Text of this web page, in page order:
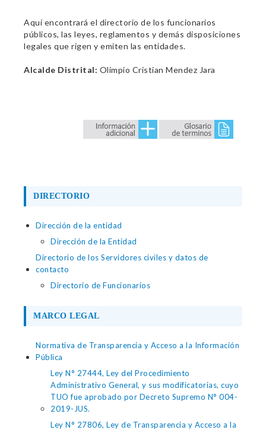
Aquí encontrará el directorio de los funcionarios
públicos, las leyes, reglamentos y demás disposiciones
legales que rigen y emiten las entidades.
Alcalde Distrital: Olimpio Cristian Mendez Jara
DIRECTORIO
Dirección de la entidad
Dirección de la Entidad
Directorio de los Servidores civiles y datos de
contacto
Directorio de Funcionarios
MARCO LEGAL
Normativa de Transparencia y Acceso a la Información
Pública
Ley N° 27444, Ley del Procedimiento
Administrativo General, y sus modificatorias, cuyo
TUO fue aprobado por Decreto Supremo N° 004-
2019-JUS.
Ley N° 27806, Ley de Transparencia y Acceso a la